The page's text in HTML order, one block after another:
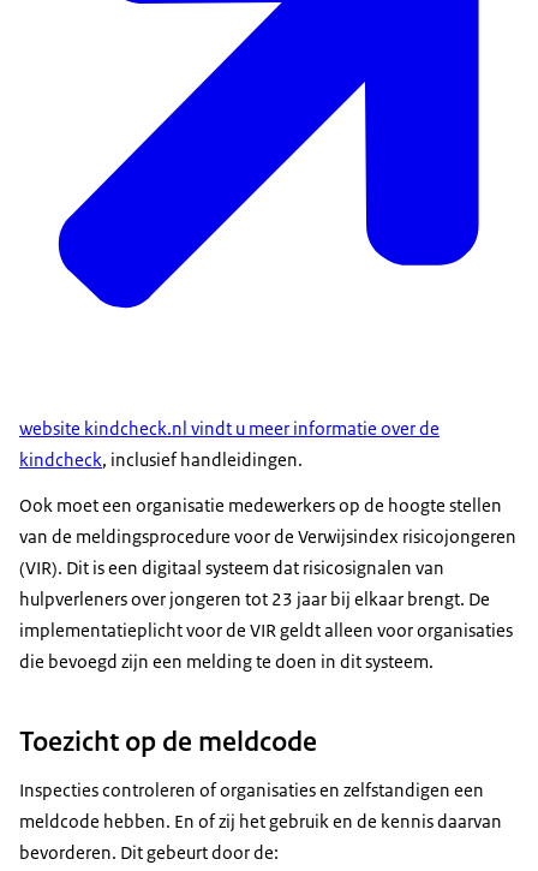
website kindcheck.nl vindt u meer informatie over de
kindcheck, inclusief handleidingen.
Ook moet een organisatie medewerkers op de hoogte stellen
van de meldingsprocedure voor de Verwijsindex risicojongeren
(VIR). Dit is een digitaal systeem dat risicosignalen van
hulpverleners over jongeren tot 23 jaar bij elkaar brengt. De
implementatieplicht voor de VIR geldt alleen voor organisaties
die bevoegd zijn een melding te doen in dit systeem.
Toezicht op de meldcode
Inspecties controleren of organisaties en zelfstandigen een
meldcode hebben. En of zij het gebruik en de kennis daarvan
bevorderen. Dit gebeurt door de: